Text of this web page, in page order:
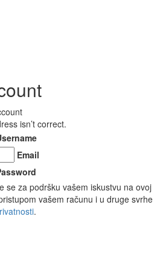
isn’t correct.
Email
se za podršku vašem iskustvu na ovoj
vašem računu i u druge svrhe
.